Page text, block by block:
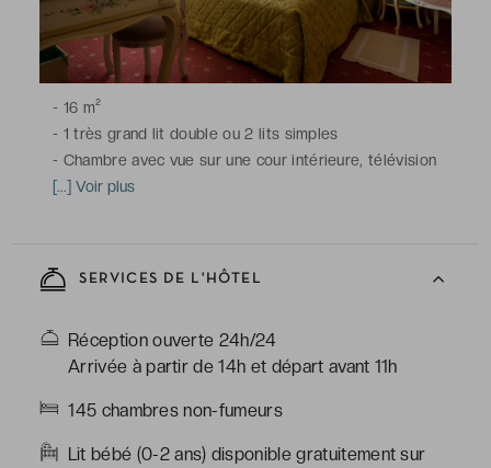
- 16 m²
- 1 très grand lit double ou 2 lits simples
- Chambre avec vue sur une cour intérieure, télévision
avec chaînes satellite, coffre-fort, minibar, téléphone,
-
Salle de bains avec douche ou baignoire, sèche-
cheveux, toilettes, articles de toilette gratuits
[...] Voir plus
SERVICES DE L'HÔTEL
Réception ouverte 24h/24
Arrivée à partir de 14h et départ avant 11h
145 chambres non-fumeurs
Lit bébé (0-2 ans) disponible gratuitement sur